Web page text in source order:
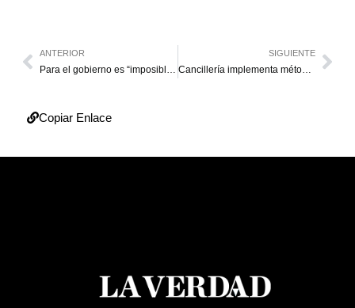
ANTERIOR
Para el gobierno es “imposible” hablar de relaciones con Chile por ataques a migrantes
SIGUIENTE
Cancillería implementa método digital para solicitud de visas para extranjeros
Copiar Enlace